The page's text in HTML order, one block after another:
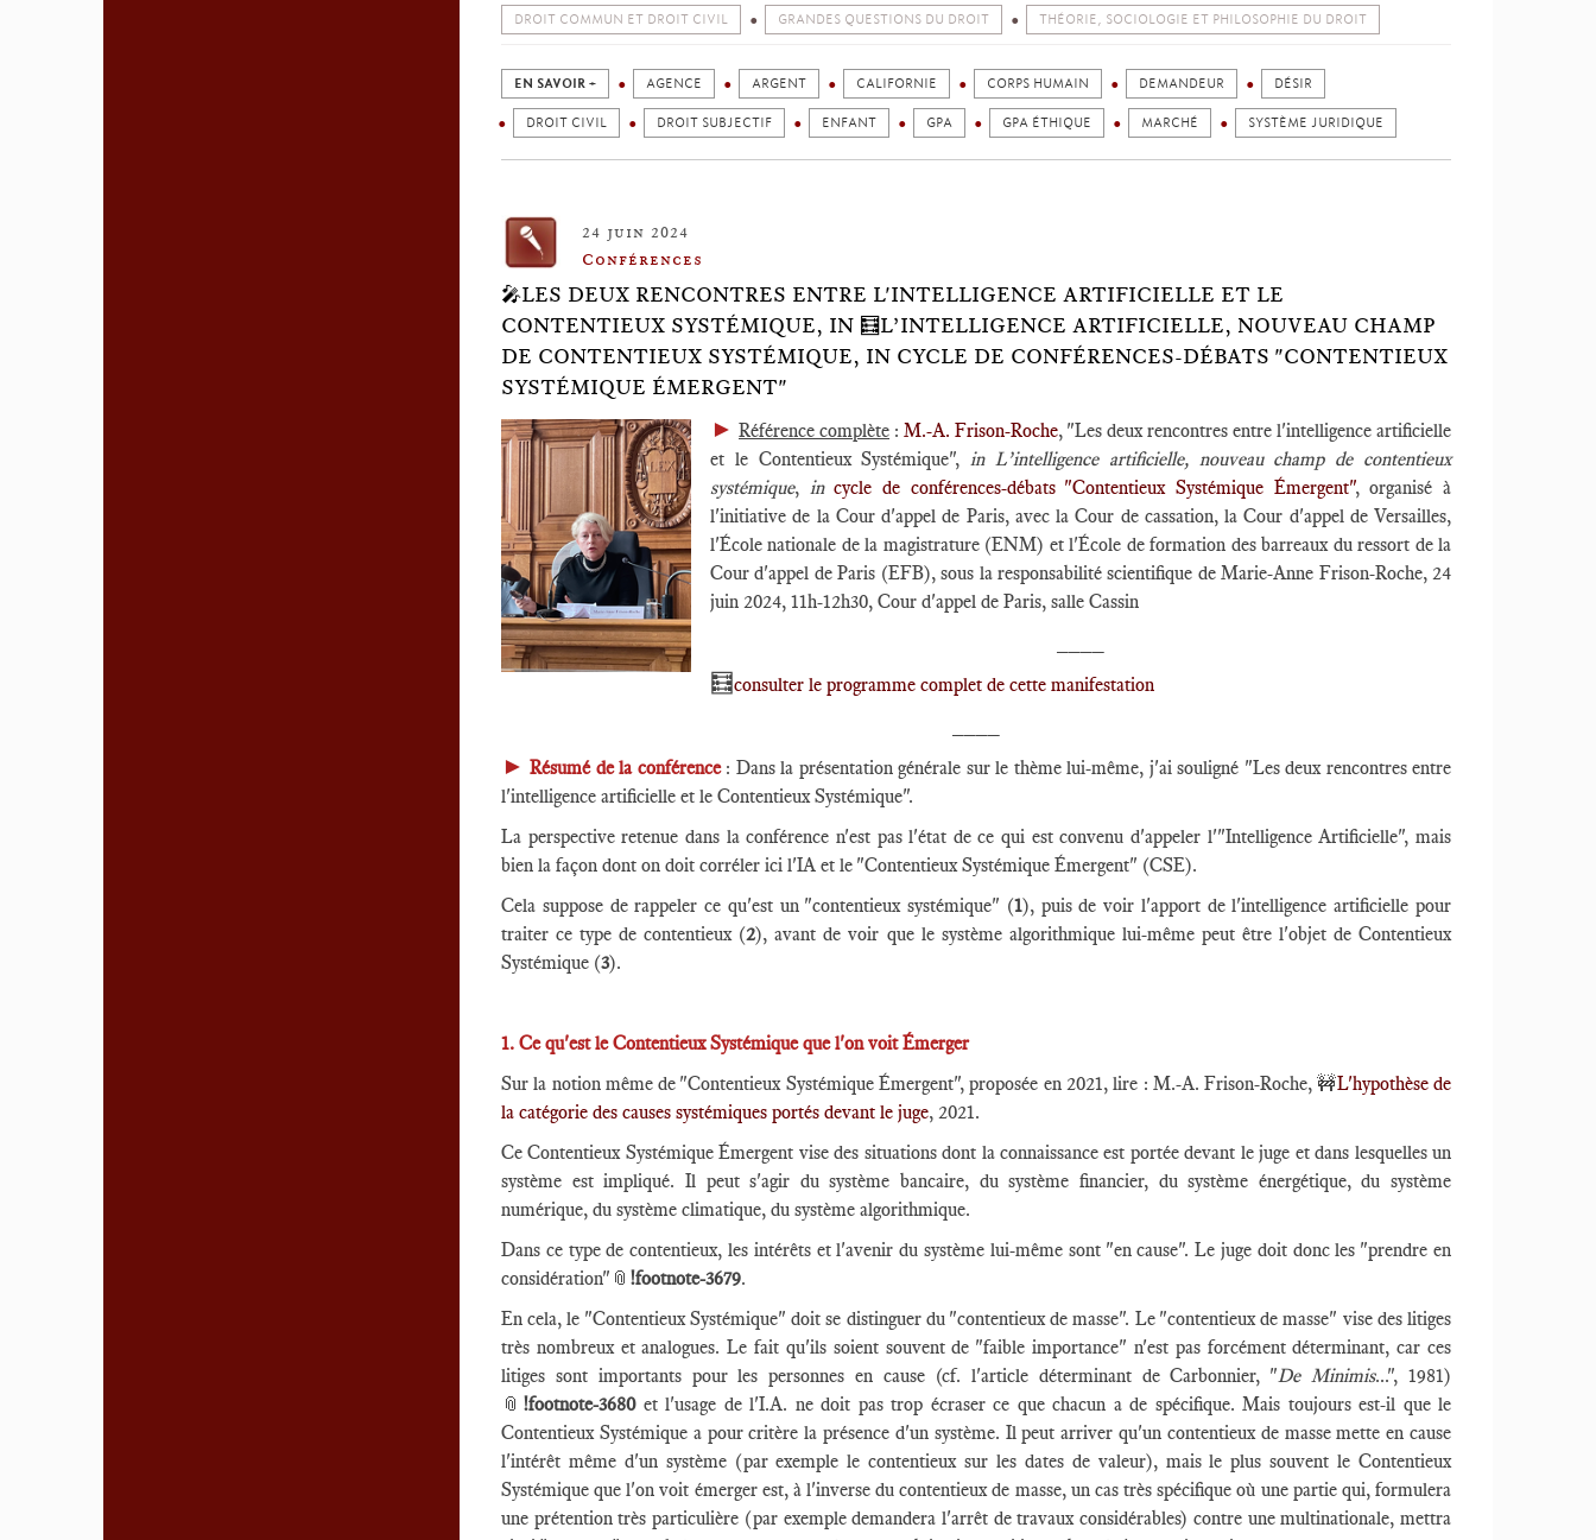
DROIT COMMUN ET DROIT CIVIL GRANDES QUESTIONS DU DROIT THÉORIE, SOCIOLOGIE ET PHILOSOPHIE DU DROIT
EN SAVOIR + AGENCE ARGENT CALIFORNIE CORPS HUMAIN DEMANDEUR DÉSIR
DROIT CIVIL DROIT SUBJECTIF ENFANT GPA GPA ÉTHIQUE MARCHÉ SYSTÈME JURIDIQUE
24 juin 2024
Conférences
🎤LES DEUX RENCONTRES ENTRE L'INTELLIGENCE ARTIFICIELLE ET LE
CONTENTIEUX SYSTÉMIQUE, IN 🧮L’INTELLIGENCE ARTIFICIELLE, NOUVEAU CHAMP
DE CONTENTIEUX SYSTÉMIQUE, IN CYCLE DE CONFÉRENCES-DÉBATS "CONTENTIEUX
SYSTÉMIQUE ÉMERGENT"
► Référence complète : M.-A. Frison-Roche, "Les deux rencontres entre l'intelligence artificielle
et le Contentieux Systémique",in L’intelligence artificielle, nouveau champ de contentieux
systémique, in cycle de conférences-débats "Contentieux Systémique Émergent", organisé à
l'initiative de la Cour d'appel de Paris, avec la Cour de cassation, la Cour d'appel de Versailles,
l'École nationale de la magistrature (ENM) et l'École de formation des barreaux du ressort de la
Cour d'appel de Paris (EFB), sous la responsabilité scientifique de Marie-Anne Frison-Roche, 24
juin 2024, 11h-12h30, Cour d'appel de Paris, salle Cassin
🧮consulter le programme complet de cette manifestation
►Résumé de la conférence: Dans la présentation générale sur le thème lui-même, j'ai souligné "Les deux rencontres entre
l'intelligence artificielle et le Contentieux Systémique".
La perspective retenue dans la conférence n'est pas l'état de ce qui est convenu d'appeler l'"Intelligence Artificielle", mais
bien la façon dont on doit corréler ici l'IA et le "Contentieux Systémique Émergent" (CSE).
Cela suppose de rappeler ce qu'est un "contentieux systémique" (1), puis de voir l'apport de l'intelligence artificielle pour
traiter ce type de contentieux (2), avant de voir que le système algorithmique lui-même peut être l'objet de Contentieux
Systémique (3).
1. Ce qu'est le Contentieux Systémique que l'on voit Émerger
Sur la notion même de "Contentieux Systémique Émergent", proposée en 2021, lire : M.-A. Frison-Roche,🚧L'hypothèse de
la catégorie des causes systémiques portés devant le juge, 2021.
Ce Contentieux Systémique Émergent vise des situations dont la connaissance est portée devant le juge et dans lesquelles un
système est impliqué. Il peut s'agir du système bancaire, du système financier, du système énergétique, du système
numérique, du système climatique, du système algorithmique.
Dans ce type de contentieux, les intérêts et l'avenir du système lui-même sont "en cause". Le juge doit donc les "prendre en
considération"📎 !footnote-3679.
En cela, le "Contentieux Systémique" doit se distinguer du "contentieux de masse". Le "contentieux de masse" vise des litiges
très nombreux et analogues. Le fait qu'ils soient souvent de "faible importance" n'est pas forcément déterminant, car ces
litiges sont importants pour les personnes en cause (cf. l'article déterminant de Carbonnier, "De Minimis...", 1981)
📎 !footnote-3680et l'usage de l'I.A. ne doit pas trop écraser ce que chacun a de spécifique. Mais toujours est-il que le
Contentieux Systémique a pour critère la présence d'un système. Il peut arriver qu'un contentieux de masse mette en cause
l'intérêt même d'un système (par exemple le contentieux sur les dates de valeur), mais le plus souvent le Contentieux
Systémique que l'on voit émerger est, à l'inverse du contentieux de masse, un cas très spécifique où une partie qui, formulera
une prétention très particulière (par exemple demandera l'arrêt de travaux considérables) contre une multinationale, mettra